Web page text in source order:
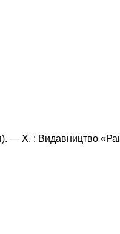
— Х. : Видавництво